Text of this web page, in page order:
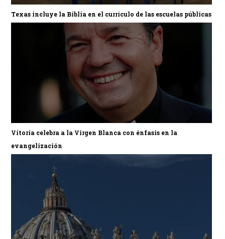
Texas incluye la Biblia en el currículo de las escuelas públicas
Vitoria celebra a la Virgen Blanca con énfasis en la
evangelización